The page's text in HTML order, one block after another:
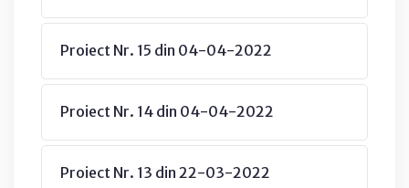
Proiect Nr. 15 din 04-04-2022
Proiect Nr. 14 din 04-04-2022
Proiect Nr. 13 din 22-03-2022